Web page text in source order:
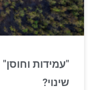
"עמידות וחוסן"
שינוי?